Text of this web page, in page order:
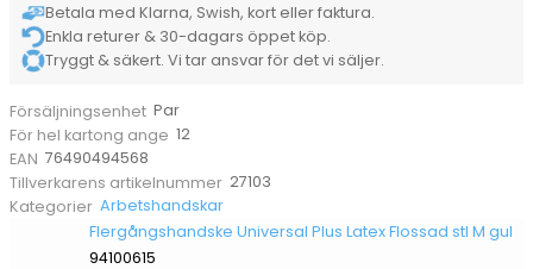
Betala med Klarna, Swish, kort eller faktura.
Enkla returer & 30-dagars öppet köp.
Tryggt & säkert. Vi tar ansvar för det vi säljer.
Försäljningsenhet Par
För hel kartong ange 12
EAN 76490494568
Tillverkarens artikelnummer 27103
Kategorier Arbetshandskar
Flergångshandske Universal Plus Latex Flossad stl M gul
94100615